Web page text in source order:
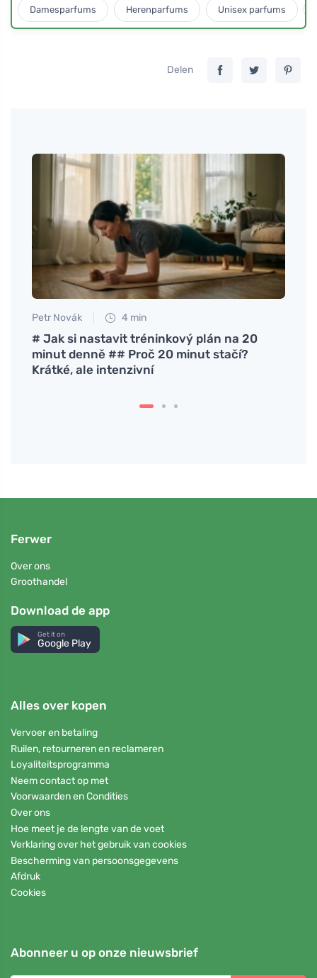
Damesparfums Herenparfums Unisex parfums
Delen
Petr Novák 4 min
# Jak si nastavit tréninkový plán na 20
minut denně ## Proč 20 minut stačí?
Krátké, ale intenzivní
Ferwer
Over ons
Groothandel
Download de app
Get it on
Google Play
Alles over kopen
Vervoer en betaling
Ruilen, retourneren en reclameren
Loyaliteitsprogramma
Neem contact op met
Voorwaarden en Condities
Over ons
Hoe meet je de lengte van de voet
Verklaring over het gebruik van cookies
Bescherming van persoonsgegevens
Afdruk
Cookies
Abonneer u op onze nieuwsbrief